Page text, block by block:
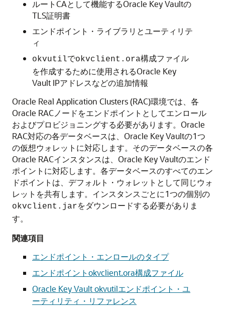
ルートCAとして機能するOracle Key Vaultの
TLS証明書
エンドポイント・ライブラリとユーティリテ
ィ
okvutilでokvclient.ora構成ファイル
を作成するために使用されるOracle Key
Vault IPアドレスなどの追加情報
Oracle Real Application Clusters (RAC)環境では、各
Oracle RACノードをエンドポイントとしてエンロール
およびプロビジョニングする必要があります。Oracle
RAC対応の各データベースは、Oracle Key Vaultの1つ
の仮想ウォレットに対応します。そのデータベースの各
Oracle RACインスタンスは、Oracle Key Vaultのエンド
ポイントに対応します。各データベースのすべてのエン
ドポイントは、デフォルト・ウォレットとして同じウォ
レットを共有します。インスタンスごとに1つの個別の
okvclient.jarをダウンロードする必要がありま
す。
関連項目
エンドポイント・エンロールのタイプ
エンドポイントokvclient.ora構成ファイル
Oracle Key Vault okvutilエンドポイント・ユ
ーティリティ・リファレンス